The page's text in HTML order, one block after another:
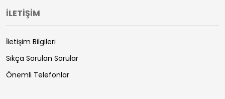
İLETİŞİM
İletişim Bilgileri
Sıkça Sorulan Sorular
Önemli Telefonlar